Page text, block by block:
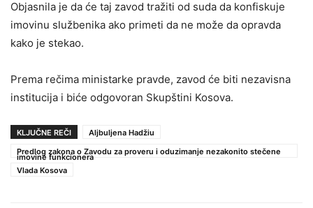
Objasnila je da će taj zavod tražiti od suda da konfiskuje
imovinu službenika ako primeti da ne može da opravda
kako je stekao.
Prema rečima ministarke pravde, zavod će biti nezavisna
institucija i biće odgovoran Skupštini Kosova.
KLJUČNE REČI
Aljbuljena Hadžiu
Predlog zakona o Zavodu za proveru i oduzimanje nezakonito stečene
imovine funkcionera
Vlada Kosova